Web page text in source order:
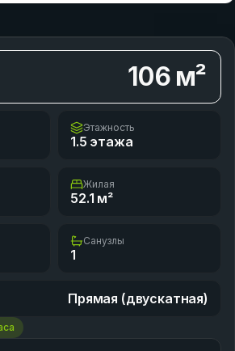
106м²
Этажность
1.5 этажа
Жилая
52.1 м²
Санузлы
1
Прямая (двускатная)